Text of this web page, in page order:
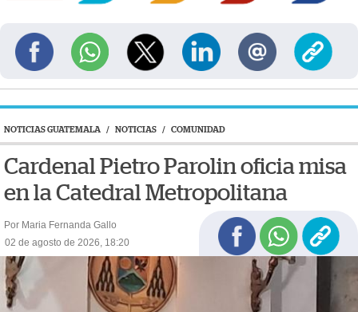
NOTICIAS GUATEMALA / NOTICIAS / COMUNIDAD
Cardenal Pietro Parolin oficia misa
en la Catedral Metropolitana
Por Maria Fernanda Gallo
02 de agosto de 2026, 18:20